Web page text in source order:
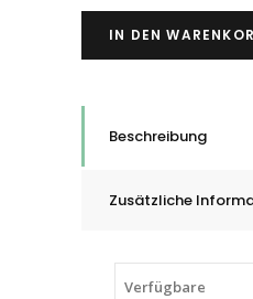
sehr
flexibles
quantity
IN DEN
Beschreibung
Zusätzliche
Verfügbare